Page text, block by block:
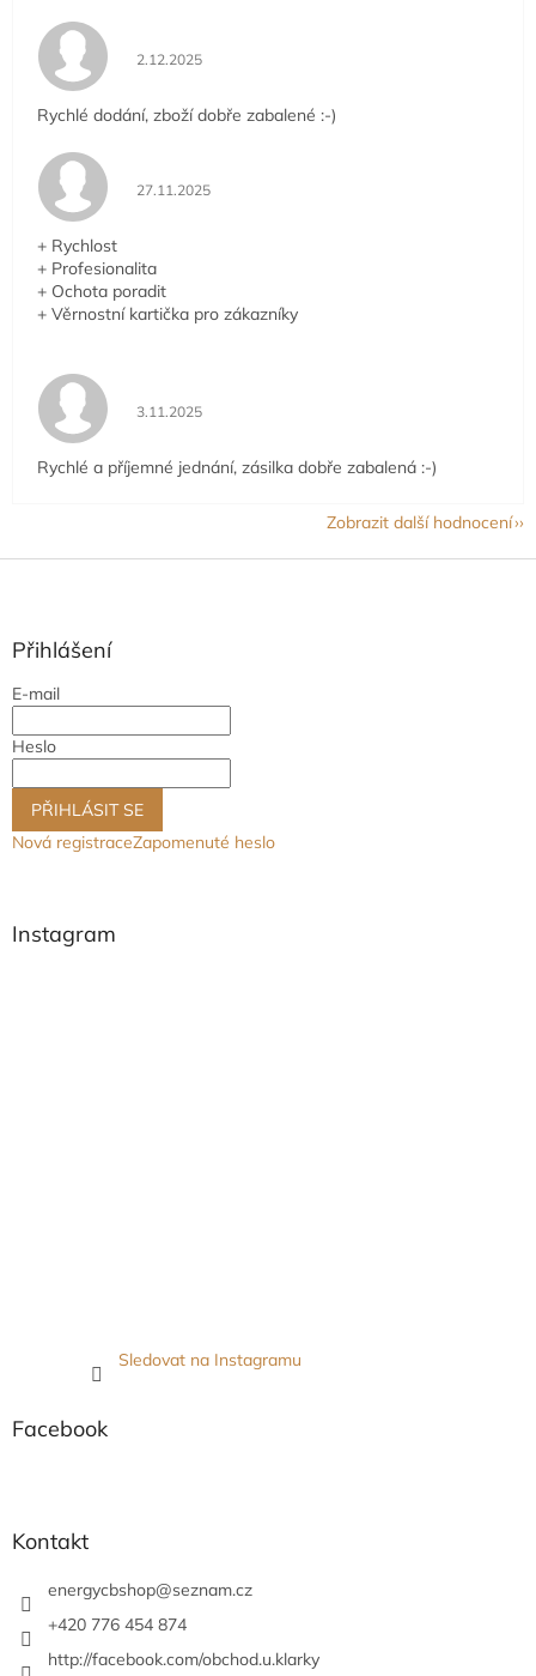
Hodnocení obchodu je 5 z 5 hvězdiček.
2.12.2025
Rychlé dodání, zboží dobře zabalené :-)
Hodnocení obchodu je 5 z 5 hvězdiček.
27.11.2025
+ Rychlost
+ Profesionalita
+ Ochota poradit
+ Věrnostní kartička pro zákazníky
Hodnocení obchodu je 5 z 5 hvězdiček.
3.11.2025
Rychlé a příjemné jednání, zásilka dobře zabalená :-)
Zobrazit další hodnocení
Přihlášení
E-mail
Heslo
PŘIHLÁSIT SE
Nová registraceZapomenuté heslo
Instagram
Sledovat na Instagramu
Facebook
Kontakt
energycbshop@seznam.cz
+420 776 454 874
http://facebook.com/obchod.u.klarky